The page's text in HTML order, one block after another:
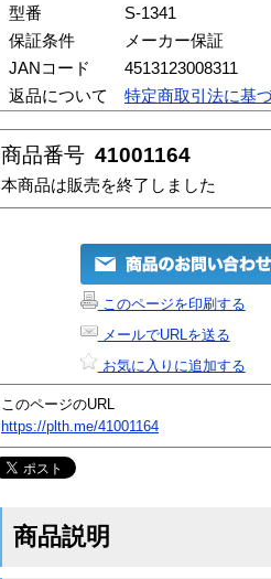
型番
S-1341
保証条件
メーカー保証
JANコード
4513123008311
返品について
特定商取引法に基
商品番号 41001164
本商品は販売を終了しました
このページを印刷する
メールでURLを送る
お気に入りに追加する
このページのURL
https://plth.me/41001164
商品説明